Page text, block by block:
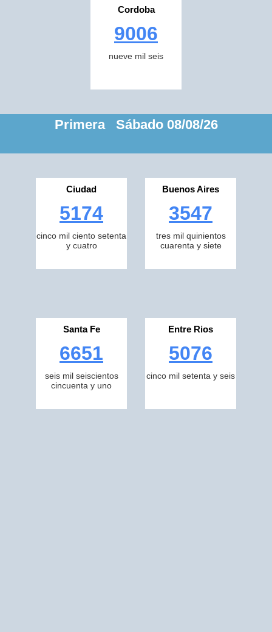
Cordoba
9006
nueve mil seis
Primera Sábado 08/08/26
Ciudad
5174
cinco mil ciento setenta
y cuatro
Buenos Aires
3547
tres mil quinientos
cuarenta y siete
Santa Fe
6651
seis mil seiscientos
cincuenta y uno
Entre Rios
5076
cinco mil setenta y seis